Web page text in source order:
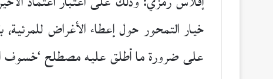
خيار التمحور حول إعطاء الأغراض للمرئية،
على ضرورة ما أطلق عليه مصطلح ‘خسوف